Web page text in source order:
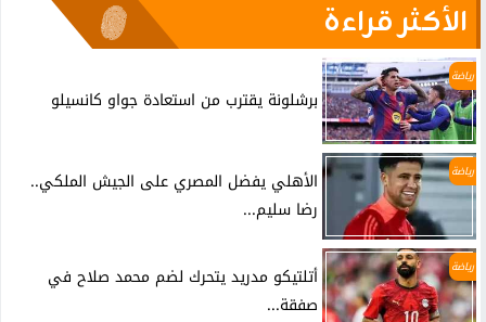
الأكثر قراءة
رياضة
برشلونة يقترب من استعادة جواو كانسيلو
رياضة
الأهلي يفضل المصري على الجيش الملكي..
رضا سليم...
رياضة
أتلتيكو مدريد يتحرك لضم محمد صلاح في
صفقة...